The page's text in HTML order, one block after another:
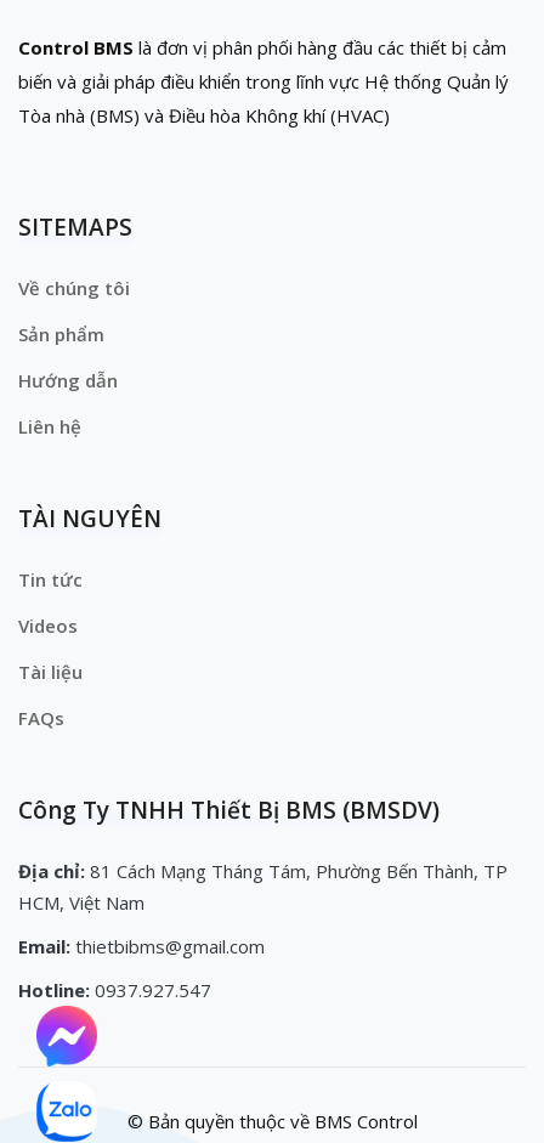
Control BMS là đơn vị phân phối hàng đầu các thiết bị cảm
biến và giải pháp điều khiển trong lĩnh vực Hệ thống Quản lý
Tòa nhà (BMS) và Điều hòa Không khí (HVAC)
SITEMAPS
Về chúng tôi
Sản phẩm
Hướng dẫn
Liên hệ
TÀI NGUYÊN
Tin tức
Videos
Tài liệu
FAQs
Công Ty TNHH Thiết Bị BMS (BMSDV)
Địa chỉ: 81 Cách Mạng Tháng Tám, Phường Bến Thành, TP
HCM, Việt Nam
Email: thietbibms@gmail.com
Hotline: 0937.927.547
© Bản quyền thuộc về BMS Control